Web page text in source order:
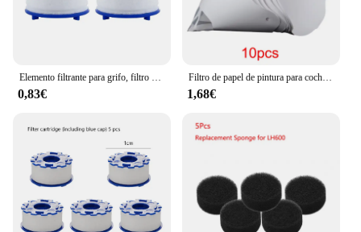
Elemento filtrante para grifo, filtro purificador de agua, elimina el cloro, adaptador de grifo de Metal pesado, filtración de algodón PP para cocina y baño
0,83€
Filtro de papel de pintura para coche, embudo de filtro de malla en aerosol desechable, embudo de colado cónico, 10x19 cm, 100 micras
1,68€